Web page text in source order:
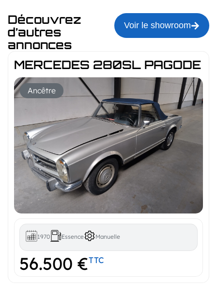
Découvrez
d’autres
annonces
Voir le showroom
MERCEDES 280SL PAGODE
Ancêtre
1970 Essence Manuelle
56.500 €TTC